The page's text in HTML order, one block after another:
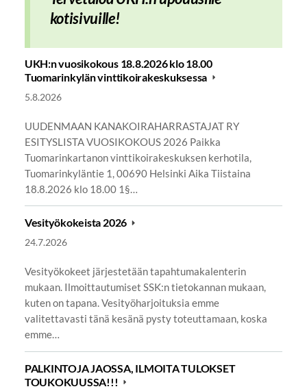
kotisivuille!
UKH:n vuosikokous 18.8.2026 klo 18.00
Tuomarinkylän vinttikoirakeskuksessa
5.8.2026
UUDENMAAN KANAKOIRAHARRASTAJAT RY
ESITYSLISTA VUOSIKOKOUS 2026 Paikka
Tuomarinkartanon vinttikoirakeskuksen kerhotila,
Tuomarinkyläntie 1, 00690 Helsinki Aika Tiistaina
18.8.2026 klo 18.00 1§…
Vesityökokeista 2026
24.7.2026
Vesityökokeet järjestetään tapahtumakalenterin
mukaan. Ilmoittautumiset SSK:n tietokannan mukaan,
kuten on tapana. Vesityöharjoituksia emme
valitettavasti tänä kesänä pysty toteuttamaan, koska
emme…
PALKINTOJA JAOSSA, ILMOITA TULOKSET
TOUKOKUUSSA!!!